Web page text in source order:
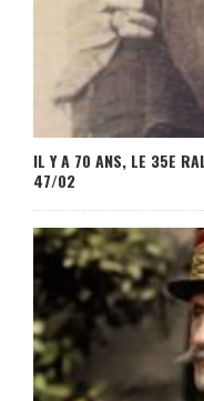
IL Y A 70 ANS, LE 35E
47/02